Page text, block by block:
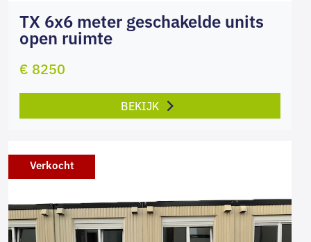
TX 6x6 meter geschakelde units
open ruimte
€ 8250
BEKIJK
Verkocht